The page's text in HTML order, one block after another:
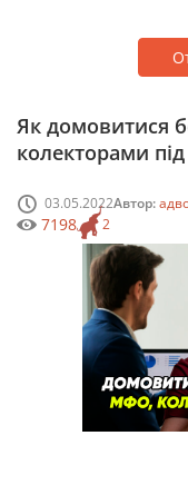
Як домовитися
колекторами
03.05.2022Автор:
2
7198